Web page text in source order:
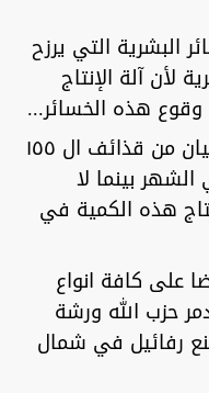
البشرية التي يرزح
لأن آلة الإنتاج
وقوع هذه الخسائر...
يكفي القول هنا أن مصروف الكيان من قذائف ال ١٥٥
بينما لا
هذه الكمية في
على كافة انواع
حزب الله ورشة
رفائيل في شمال